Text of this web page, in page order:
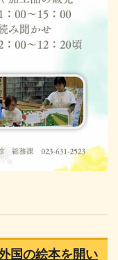
国の絵本を開い